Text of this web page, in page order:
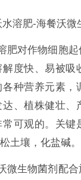
溶肥-海餐沃微
肥对作物细胞
度快、易被吸
种营养元素，
、植株健壮、
可观的。关键
土壤，化盐碱。
微生物菌剂配